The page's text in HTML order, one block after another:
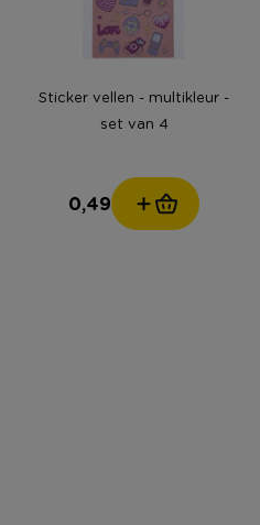
Sticker vellen - multikleur -
set van 4
0,49